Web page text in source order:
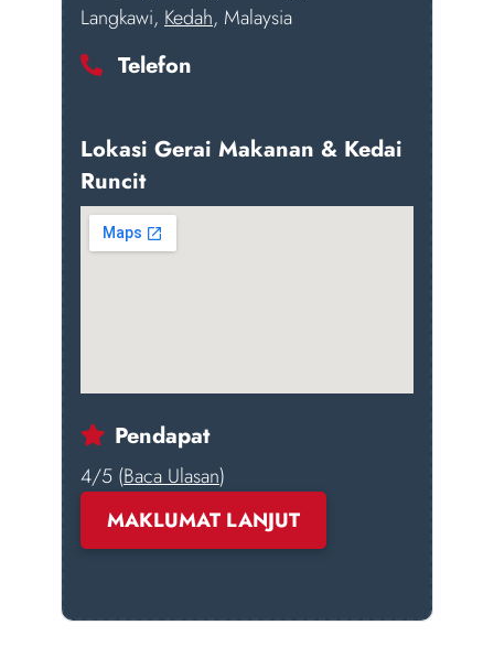
Langkawi, Kedah, Malaysia
Telefon
Lokasi Gerai Makanan & Kedai
Runcit
Pendapat
4/5 (Baca Ulasan)
MAKLUMAT LANJUT